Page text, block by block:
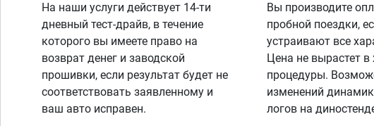
На наши услуги действует 14-ти
дневный тест-драйв, в течение
которого вы имеете право на
возврат денег и заводской
прошивки, если результат будет не
соответствовать заявленному и
ваш авто исправен.
Вы производите
пробной поездки,
устраивают все
Цена не вырастет в
процедуры.
изменений
логов на